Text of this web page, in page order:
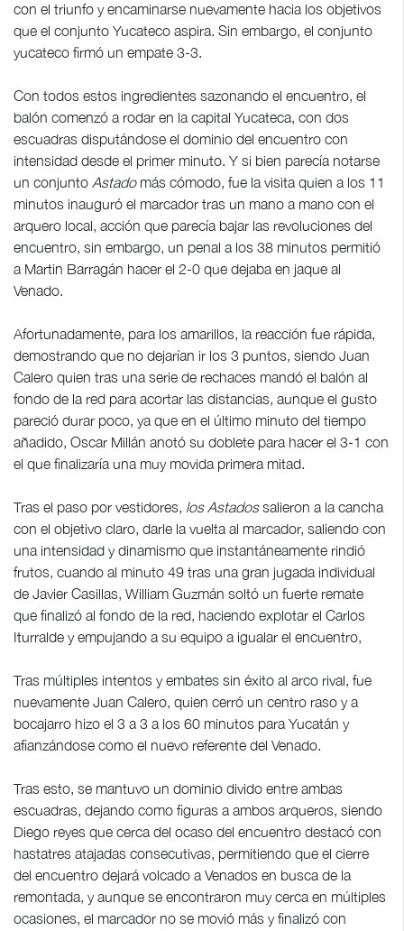
con el triunfo y encaminarse nuevamente hacia los objetivos
que el conjunto Yucateco aspira. Sin embargo, el conjunto
yucateco firmó un empate 3-3.
Con todos estos ingredientes sazonando el encuentro, el
balón comenzó a rodar en la capital Yucateca, con dos
escuadras disputándose el dominio del encuentro con
intensidad desde el primer minuto. Y si bien parecía notarse
un conjunto Astadomás cómodo, fue la visita quien a los 11
minutos inauguró el marcador tras un mano a mano con el
arquero local, acción que parecía bajar las revoluciones del
encuentro, sin embargo, un penal a los 38 minutos permitió
a Martin Barragán hacer el 2-0 que dejaba en jaque al
Venado.
Afortunadamente, para los amarillos, la reacción fue rápida,
demostrando que no dejarían ir los 3 puntos, siendo Juan
Calero quien tras una serie de rechaces mandó el balón al
fondo de la red para acortar las distancias, aunque el gusto
pareció durar poco, ya que en el último minuto del tiempo
añadido, Oscar Millán anotó su doblete para hacer el 3-1 con
el que finalizaría una muy movida primera mitad.
Tras el paso por vestidores, los Astadossalieron a la cancha
con el objetivo claro, darle la vuelta al marcador, saliendo con
una intensidad y dinamismo que instantáneamente rindió
frutos, cuando al minuto 49 tras una gran jugada individual
de Javier Casillas, William Guzmán soltó un fuerte remate
que finalizó al fondo de la red, haciendo explotar el Carlos
Iturralde y empujando a su equipo a igualar el encuentro,
Tras múltiples intentos y embates sin éxito al arco rival, fue
nuevamente Juan Calero, quien cerró un centro raso y a
bocajarro hizo el 3 a 3 a los 60 minutos para Yucatán y
afianzándose como el nuevo referente del Venado.
Tras esto, se mantuvo un dominio divido entre ambas
escuadras, dejando como figuras a ambos arqueros, siendo
Diego reyes que cerca del ocaso del encuentro destacó con
hastatres atajadas consecutivas, permitiendo que el cierre
del encuentro dejará volcado a Venados en busca de la
remontada, y aunque se encontraron muy cerca en múltiples
ocasiones, el marcador no se movió más y finalizó con